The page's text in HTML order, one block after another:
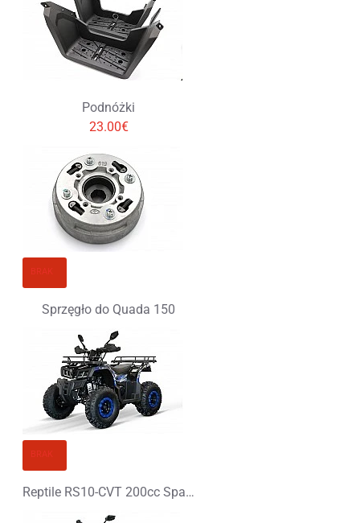
Podnóżki
23.00€
Sprzęgło do Quada 150
Reptile RS10-CVT 200cc Spalinowy XXL Quad - PLATIN LINE